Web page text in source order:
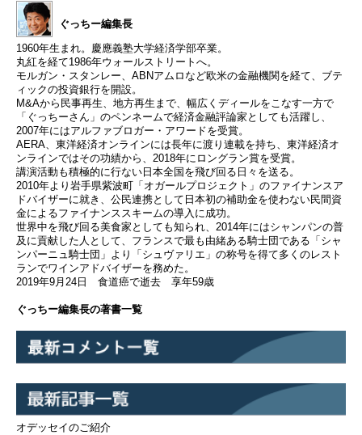
ぐっちー編集長
1960年生まれ。慶應義塾大学経済学部卒業。
丸紅を経て1986年ウォールストリートへ。
モルガン・スタンレー、ABNアムロなど欧米の金融機関を経て、ブテ
ィックの投資銀行を開設。
M&Aから民事再生、地方再生まで、幅広くディールをこなす一方で
「ぐっちーさん」のペンネームで経済金融評論家としても活躍し、
2007年にはアルファブロガー・アワードを受賞。
AERA、東洋経済オンラインには長年に渡り連載を持ち、東洋経済オ
ンラインではその功績から、2018年にロングラン賞を受賞。
講演活動も積極的に行ない日本全国を飛び回る日々を送る。
2010年より岩手県紫波町「オガールプロジェクト」のファイナンスア
ドバイザーに就き、公民連携として日本初の補助金を使わない民間資
金によるファイナンススキームの導入に成功。
世界中を飛び回る美食家としても知られ、2014年にはシャンパンの普
及に貢献した人として、フランスで最も由緒ある騎士団である「シャ
ンパーニュ騎士団」より「シュヴァリエ」の称号を得て多くのレスト
ランでワインアドバイザーを務めた。
2019年9月24日 食道癌で逝去 享年59歳
ぐっちー編集長の著書一覧
オデッセイのご紹介